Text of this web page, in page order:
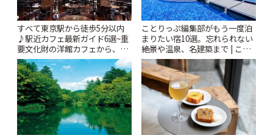
すべて東京駅から徒歩5分以内
♪駅近カフェ最新ガイド6選~重
要文化財の洋館カフェから、改
札すぐのレトロ喫茶まで~ | こと
りっぷ
ことりっぷ編集部がもう一度泊
まりたい宿10選。忘れられない
絶景や温泉、名建築まで | こと
りっぷ